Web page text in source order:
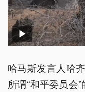
哈马斯发言人哈
所谓“和平委员会